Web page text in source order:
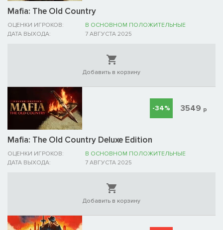
Mafia: The Old Country
ОЦЕНКИ ИГРОКОВ:
В ОСНОВНОМ ПОЛОЖИТЕЛЬНЫЕ
ДАТА ВЫХОДА:
7 АВГУСТА 2025
Добавить в корзину
Mafia: The Old Country Deluxe Edition
ОЦЕНКИ ИГРОКОВ:
В ОСНОВНОМ ПОЛОЖИТЕЛЬНЫЕ
ДАТА ВЫХОДА:
7 АВГУСТА 2025
-34% 3549 р
Добавить в корзину